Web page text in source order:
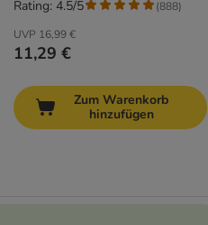
UVP 16,99 €
11,29 €
Rating: 4.5/5 (888)
Zum Warenkorb
hinzufügen